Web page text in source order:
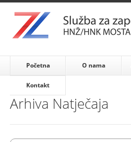
Početna O nama
Kontakt
Arhiva Natječaja